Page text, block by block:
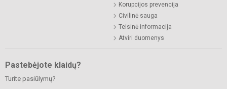
Korupcijos prevencija
Civilinė sauga
Teisinė informacija
Atviri duomenys
Pastebėjote klaidų?
Turite pasiūlymų?